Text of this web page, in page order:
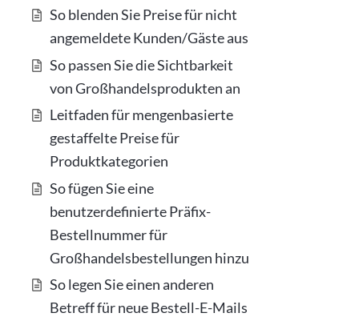
So blenden Sie Preise für nicht
angemeldete Kunden/Gäste aus
So passen Sie die Sichtbarkeit
von Großhandelsprodukten an
Leitfaden für mengenbasierte
gestaffelte Preise für
Produktkategorien
So fügen Sie eine
benutzerdefinierte Präfix-
Bestellnummer für
Großhandelsbestellungen hinzu
So legen Sie einen anderen
Betreff für neue Bestell-E-Mails